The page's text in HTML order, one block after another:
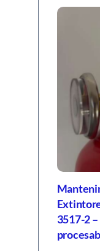
3517-2